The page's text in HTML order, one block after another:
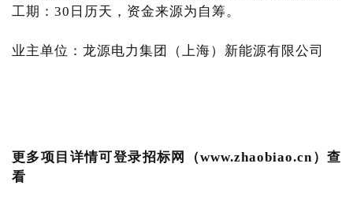
工期：30日历天，资金来源为自筹。
业主单位：龙源电力集团（上海）新能源有限公司
更多项目详情可登录招标网（www.zhaobiao.cn）查
看